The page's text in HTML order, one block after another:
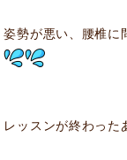
姿勢が悪い、腰椎に
レッスンが終わった